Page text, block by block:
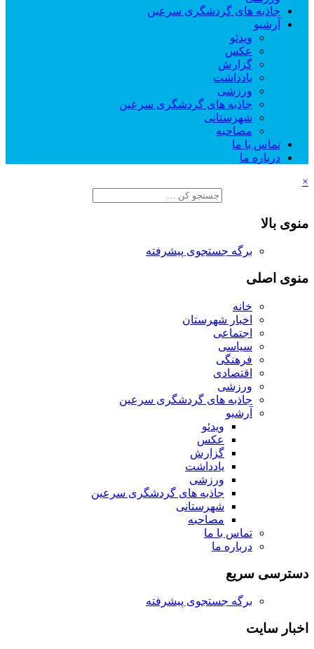
جاذبه های گردشگری سرعین
آرشیو
ویدئو
عکس
گزارش
یادداشت
ورزشی
جاذبه های گردشگری سرعین
شهرستانی
مصاحبه
تماس با ما
درباره ما
×
منوی بالا
برگه جستجوی پیشرفته
منوی اصلی
خانه
اخبار شهرستان
اجتماعی
سیاسی
فرهنگی
اقتصادی
ورزشی
جاذبه های گردشگری سرعین
آرشیو
ویدئو
عکس
گزارش
یادداشت
ورزشی
جاذبه های گردشگری سرعین
شهرستانی
مصاحبه
تماس با ما
درباره ما
دسترسی سریع
برگه جستجوی پیشرفته
اخبار سایت